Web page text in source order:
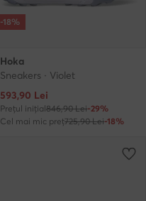
-18%
Hoka
Sneakers · Violet
Prețul actual
593,90 Lei
Prețul inițial846,90 Lei-29%
Cel mai mic preț725,90 Lei-18%